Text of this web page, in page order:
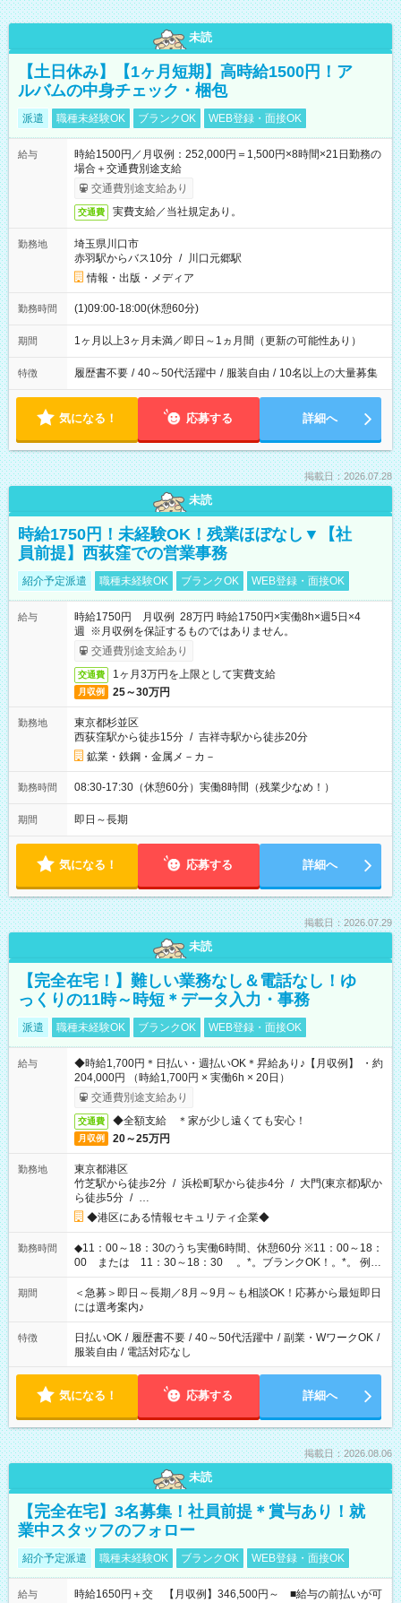
未読
【土日休み】【1ヶ月短期】高時給1500円！ア
ルバムの中身チェック・梱包
派遣 職種未経験OK ブランクOK WEB登録・面接OK
給与
時給1500円／月収例：252,000円＝1,500円×8時間×21日勤務の
場合＋交通費別途支給
交通費別途支給あり
交通費 実費支給／当社規定あり。
勤務地
埼玉県川口市
赤羽駅からバス10分 / 川口元郷駅
情報・出版・メディア
勤務時間 (1)09:00-18:00(休憩60分)
期間 1ヶ月以上3ヶ月未満／即日～1ヵ月間（更新の可能性あり）
特徴 履歴書不要 / 40～50代活躍中 / 服装自由 / 10名以上の大量募集
気になる！ 応募する 詳細へ
掲載日：2026.07.28
未読
時給1750円！未経験OK！残業ほぼなし▼【社
員前提】西荻窪での営業事務
紹介予定派遣 職種未経験OK ブランクOK WEB登録・面接OK
給与
時給1750円 月収例 28万円 時給1750円×実働8h×週5日×4
週 ※月収例を保証するものではありません。
交通費別途支給あり
交通費 1ヶ月3万円を上限として実費支給
月収例 25～30万円
勤務地
東京都杉並区
西荻窪駅から徒歩15分 / 吉祥寺駅から徒歩20分
鉱業・鉄鋼・金属メ－カ－
勤務時間 08:30-17:30（休憩60分）実働8時間（残業少なめ！）
期間 即日～長期
気になる！ 応募する 詳細へ
掲載日：2026.07.29
未読
【完全在宅！】難しい業務なし＆電話なし！ゆ
っくりの11時～時短＊データ入力・事務
派遣 職種未経験OK ブランクOK WEB登録・面接OK
給与
◆時給1,700円＊日払い・週払いOK＊昇給あり♪【月収例】 ・約
204,000円 （時給1,700円 × 実働6h × 20日）
交通費別途支給あり
交通費 ◆全額支給 ＊家が少し遠くても安心！
月収例 20～25万円
勤務地
東京都港区
竹芝駅から徒歩2分 / 浜松町駅から徒歩4分 / 大門(東京都)駅か
ら徒歩5分 / …
◆港区にある情報セキュリティ企業◆
勤務時間
◆11：00～18：30のうち実働6時間、休憩60分 ※11：00～18：
00 または 11：30～18：30 。*。ブランクOK！。*。 例え
ば前職が、 在宅/財団法人/事務/コールセンター/受付/販売/カフェ
スタッフ スイーツ販売/ホテルフロント/化粧品販売/など 様々な
業界から入社して活躍されています♪
期間
＜急募＞即日～長期／8月～9月～も相談OK！応募から最短即日
には選考案内♪
特徴 日払いOK / 履歴書不要 / 40～50代活躍中 / 副業・WワークOK /
服装自由 / 電話対応なし
気になる！ 応募する 詳細へ
掲載日：2026.08.06
未読
【完全在宅】3名募集！社員前提＊賞与あり！就
業中スタッフのフォロー
紹介予定派遣 職種未経験OK ブランクOK WEB登録・面接OK
給与
時給1650円＋交 【月収例】346,500円～ ■給与の前払いが可